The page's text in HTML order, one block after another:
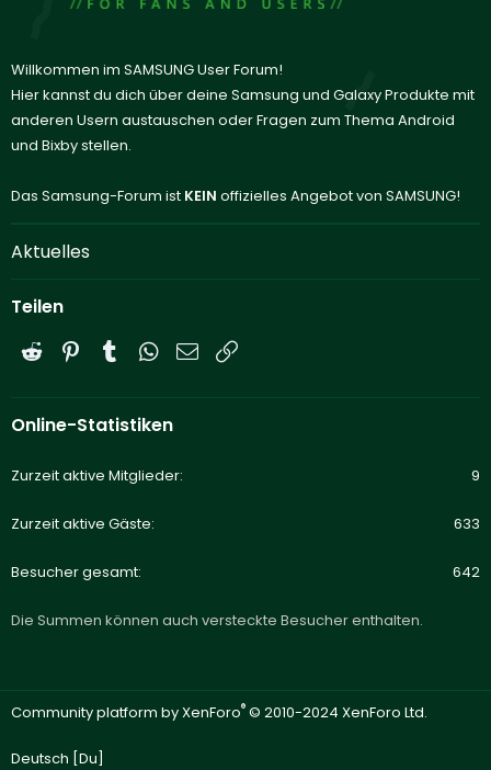
Willkommen im SAMSUNG User Forum!
Hier kannst du dich über deine Samsung und Galaxy Produkte mit
anderen Usern austauschen oder Fragen zum Thema Android
und Bixby stellen.
Das Samsung-Forum ist KEIN offizielles Angebot von SAMSUNG!
Aktuelles
Teilen
Reddit PinterestTumblrWhatsApp
E-Mail
Online-Statistiken
Zurzeit aktive Mitglieder 9
Zurzeit aktive Gäste 633
Besucher gesamt 642
Die Summen können auch versteckte Besucher enthalten.
Community platform by XenForo® © 2010-2024 XenForo Ltd.
Deutsch [Du]